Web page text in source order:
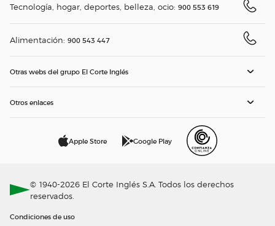
Tecnología, hogar, deportes, belleza, ocio: 900 553 619
Alimentación: 900 543 447
Otras webs del grupo El Corte Inglés
Otros enlaces
Apple Store Google Play
© 1940-2026 El Corte Inglés S.A. Todos los derechos
reservados.
Condiciones de uso